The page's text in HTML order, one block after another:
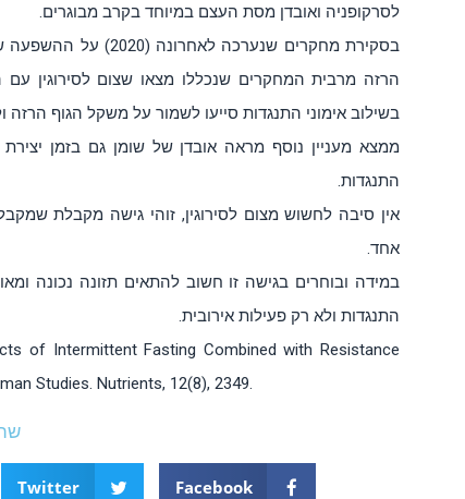
לסרקופניה ואובדן מסת העצם במיוחד בקרב מבוגרים.
בסקירת מחקרים
בשילוב אימוני התנגדות סייעו לשמור על משקל הגוף
ממצא מעניין נוסף מראה אובדן של שומן גם בזמן יצירת
התנגדות.
אין סיבה לחשוש מצום לסירוגין, זוהי גישה מקבלת
אחד.
במידה ובוחרים בגישה זו חשוב להתאים תזונה נכונה
התנגדות ולא רק פעילות אירובית.
of Intermittent Fasting Combined with Resistance
Studies. Nutrients, 12(8), 2349.
Facebook
Twitter